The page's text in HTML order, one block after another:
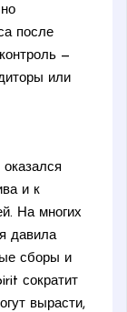
после
—
или
и к
На многих
давила
сборы и
сократит
вырасти,